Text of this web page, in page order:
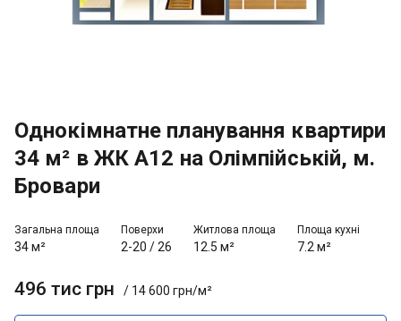
Однокімнатне планування квартири
34 м² в ЖК А12 на Олімпійській, м.
Бровари
Загальна площа
34 м²
Поверхи
2-20 /26
Житлова площа
12.5 м²
Площа кухні
7.2 м²
496 тис грн / 14 600 грн/м²